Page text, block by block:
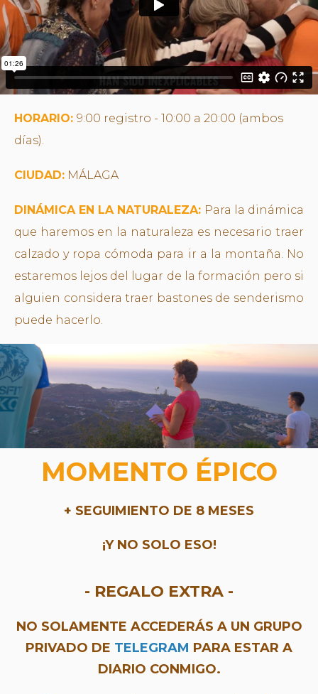
HORARIO: 9:00 registro - 10:00 a 20:00 (ambos
días).
CIUDAD: MÁLAGA
DINÁMICA EN LA NATURALEZA: Para la dinámica
que haremos en la naturaleza es necesario traer
calzado y ropa cómoda para ir a la montaña. No
estaremos lejos del lugar de la formación pero si
alguien considera traer bastones de senderismo
puede hacerlo.
MOMENTO ÉPICO
+ SEGUIMIENTO DE 8 MESES
¡Y NO SOLO ESO!
- REGALO EXTRA -
NO SOLAMENTE ACCEDERÁS A UN GRUPO
PRIVADO DE TELEGRAM PARA ESTAR A
DIARIO CONMIGO.